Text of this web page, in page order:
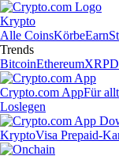
Krypto
Alle CoinsKörbeEarn
Trends
BitcoinEthereumXRP
Crypto.com AppFür
Loslegen
KryptoVisa Prepaid-